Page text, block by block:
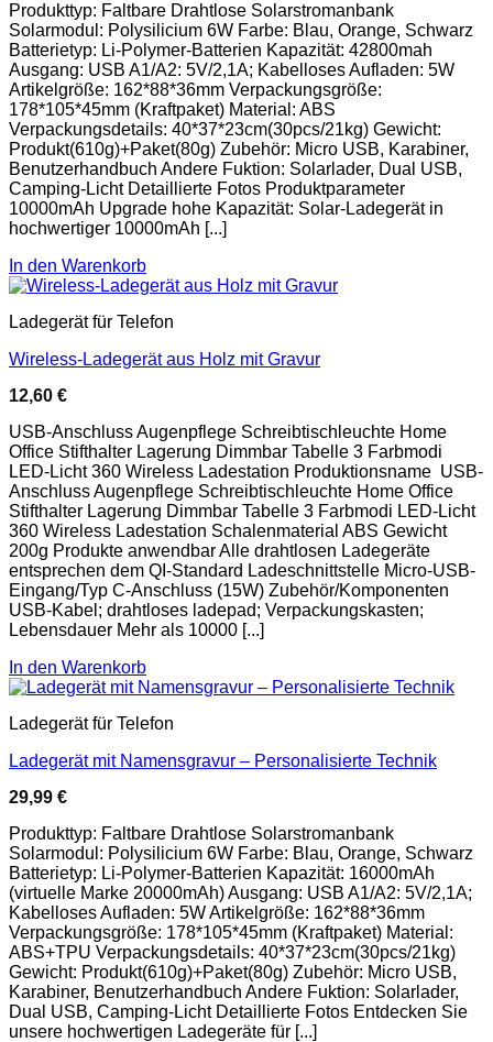
Produkttyp: Faltbare Drahtlose Solarstromanbank
Solarmodul: Polysilicium 6W Farbe: Blau, Orange, Schwarz
Batterietyp: Li-Polymer-Batterien Kapazität: 42800mah
Ausgang: USB A1/A2: 5V/2,1A; Kabelloses Aufladen: 5W
Artikelgröße: 162*88*36mm Verpackungsgröße:
178*105*45mm (Kraftpaket) Material: ABS
Verpackungsdetails: 40*37*23cm(30pcs/21kg) Gewicht:
Produkt(610g)+Paket(80g) Zubehör: Micro USB, Karabiner,
Benutzerhandbuch Andere Fuktion: Solarlader, Dual USB,
Camping-Licht Detaillierte Fotos Produktparameter
10000mAh Upgrade hohe Kapazität: Solar-Ladegerät in
hochwertiger 10000mAh [...]
In den Warenkorb
Ladegerät für Telefon
Wireless-Ladegerät aus Holz mit Gravur
12,60 €
USB-Anschluss Augenpflege Schreibtischleuchte Home
Office Stifthalter Lagerung Dimmbar Tabelle 3 Farbmodi
LED-Licht 360 Wireless Ladestation Produktionsname USB-
Anschluss Augenpflege Schreibtischleuchte Home Office
Stifthalter Lagerung Dimmbar Tabelle 3 Farbmodi LED-Licht
360 Wireless Ladestation Schalenmaterial ABS Gewicht
200g Produkte anwendbar Alle drahtlosen Ladegeräte
entsprechen dem QI-Standard Ladeschnittstelle Micro-USB-
Eingang/Typ C-Anschluss (15W) Zubehör/Komponenten
USB-Kabel; drahtloses ladepad; Verpackungskasten;
Lebensdauer Mehr als 10000 [...]
In den Warenkorb
Ladegerät für Telefon
Ladegerät mit Namensgravur – Personalisierte Technik
29,99 €
Produkttyp: Faltbare Drahtlose Solarstromanbank
Solarmodul: Polysilicium 6W Farbe: Blau, Orange, Schwarz
Batterietyp: Li-Polymer-Batterien Kapazität: 16000mAh
(virtuelle Marke 20000mAh) Ausgang: USB A1/A2: 5V/2,1A;
Kabelloses Aufladen: 5W Artikelgröße: 162*88*36mm
Verpackungsgröße: 178*105*45mm (Kraftpaket) Material:
ABS+TPU Verpackungsdetails: 40*37*23cm(30pcs/21kg)
Gewicht: Produkt(610g)+Paket(80g) Zubehör: Micro USB,
Karabiner, Benutzerhandbuch Andere Fuktion: Solarlader,
Dual USB, Camping-Licht Detaillierte Fotos Entdecken Sie
unsere hochwertigen Ladegeräte für [...]